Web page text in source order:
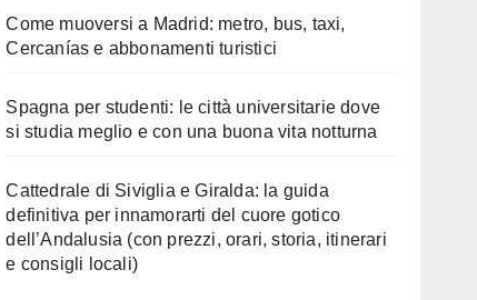
Come muoversi a Madrid: metro, bus, taxi,
Cercanías e abbonamenti turistici
Spagna per studenti: le città universitarie dove
si studia meglio e con una buona vita notturna
Cattedrale di Siviglia e Giralda: la guida
definitiva per innamorarti del cuore gotico
dell’Andalusia (con prezzi, orari, storia, itinerari
e consigli locali)